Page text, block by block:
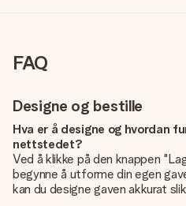
FAQ
Designe og bestille
Hva er å designe og hvordan
nettstedet?
Ved å klikke på den knappen
begynne å utforme din egen
kan du designe gaven akkurat